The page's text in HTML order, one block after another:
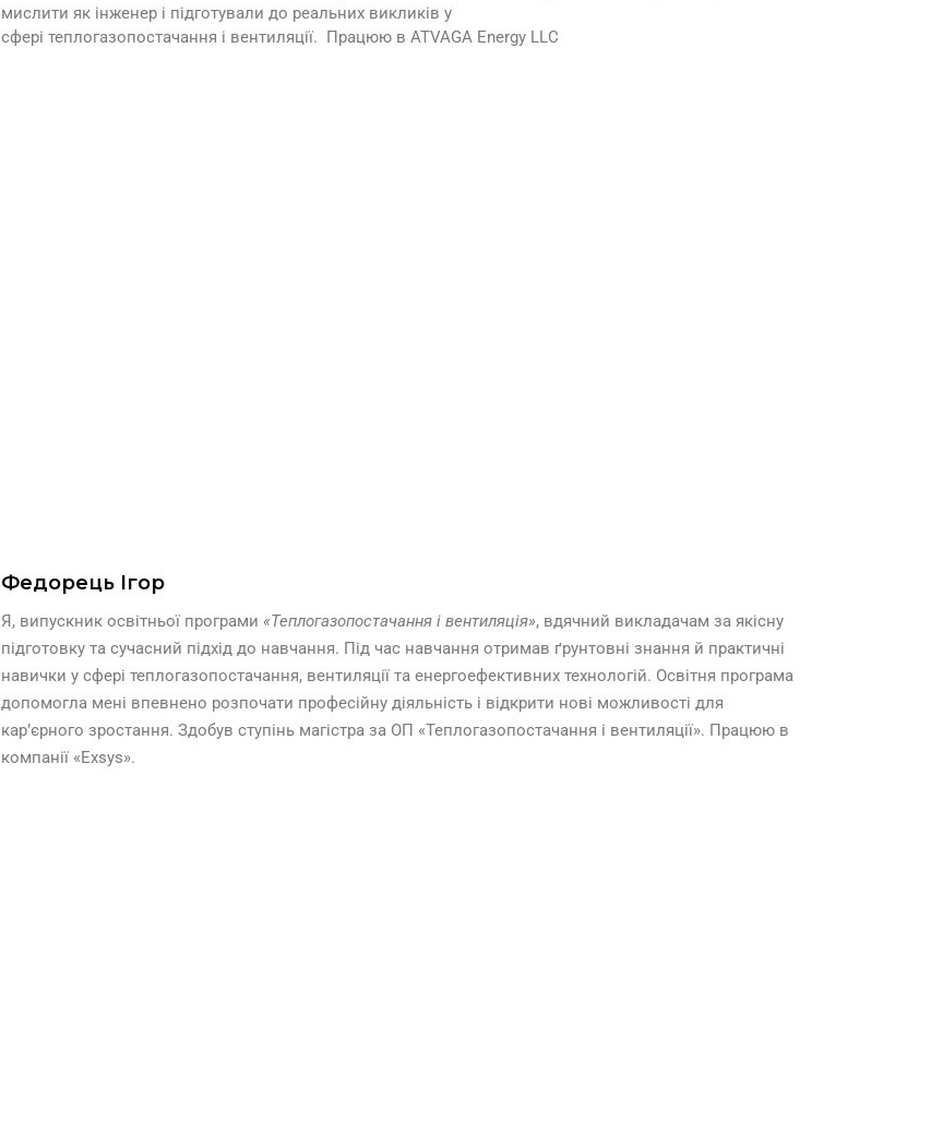
мислити як інженер і підготували до реальних викликів у
сфері теплогазопостачання і вентиляції. Працюю в ATVAGA Energy LLC
Федорець Ігор
Я, випускник освітньої програми «Теплогазопостачання і вентиляція», вдячний викладачам за якісну
підготовку та сучасний підхід до навчання. Під час навчання отримав ґрунтовні знання й практичні
навички у сфері теплогазопостачання, вентиляції та енергоефективних технологій. Освітня програма
допомогла мені впевнено розпочати професійну діяльність і відкрити нові можливості для
кар’єрного зростання. Здобув ступінь магістра за ОП «Теплогазопостачання і вентиляції». Працюю в
компанії «Exsys».